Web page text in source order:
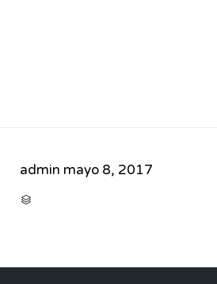
admin mayo 8, 2017
